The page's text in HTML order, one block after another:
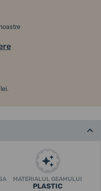
MATERIALUL GEAMULUI
PLASTIC